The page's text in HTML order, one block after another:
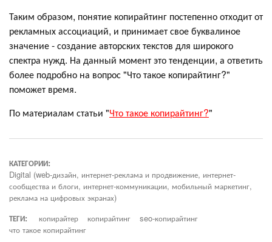
Таким образом, понятие копирайтинг постепенно отходит от
рекламных ассоциаций, и принимает свое буквалиное
значение - создание авторских текстов для широкого
спектра нужд. На данный момент это тенденции, а ответить
более подробно на вопрос "Что такое копирайтинг?"
поможет время.
По материалам статьи "Что такое копирайтинг?"
КАТЕГОРИИ:
Digital (web-дизайн, интернет-реклама и продвижение, интернет-
сообщества и блоги, интернет-коммуникации, мобильный маркетинг,
реклама на цифровых экранах)
ТЕГИ:
копирайтер копирайтинг
seo-копирайтинг
что такое копирайтинг